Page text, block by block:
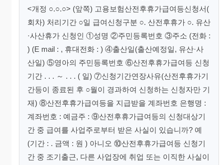
<개정 ○.○.○> (앞쪽) 고용보험산전후휴가급여등신청서(
회차) 처리기간 ○일 급여신청구분 ○. 산전후휴가 ○. 유산
·사산휴가 신청인 ①성명 ②주민등록번호 ③주소 (전화 :
) (E mail : , 휴대전화 : ) ④출산일(출산예정일, 유산·사
산일) ⑤영아의 주민등록번호 ⑥산전후휴가급여등 신청
기간 . . . ～ . . . ( 일) ⑦신청기간연장사유(산전후휴가기
간등이 종료된 후 ○월이 경과하여 신청하는 신청자만 기
재) ⑧산전후휴가급여등을 지급받을 계좌번호 은행명 :
계좌번호 : 예금주 : ⑨산전후휴가급여등의 신청대상기
간 중 급여를 사업주로부터 받은 사실이 있습니까? 예
(기간 : . 금액 : 원 ) 아니오 ⑩산전후휴가급여등 신청기
간 중 조기출근, 다른 사업장에 취업 또는 이직한 사실이